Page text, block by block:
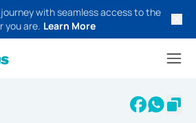
with seamless access to the
you are. Learn More